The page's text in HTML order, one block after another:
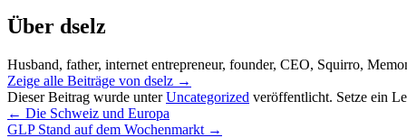
Über dselz
Husband, father, internet entrepreneur, founder, CEO, Squirro,
Zeige alle Beiträge von dselz →
Dieser Beitrag wurde unterUncategorized veröffentlicht. Setze ein
← Die Schweiz und Europa
GLP Stand auf dem Wochenmarkt →